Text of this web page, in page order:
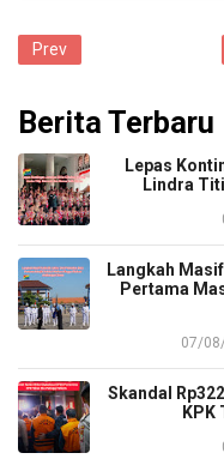
Prev
Berita Terbaru
​Lepas
Lindra
​Langkah
Pertama
07/
​Skandal
KPK